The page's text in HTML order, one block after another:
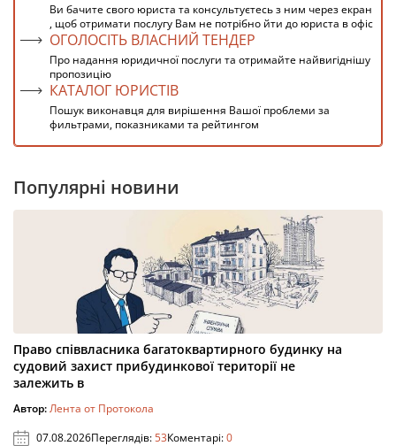
Ви бачите свого юриста та консультуєтесь з ним через екран
, щоб отримати послугу Вам не потрібно йти до юриста в офіс
ОГОЛОСІТЬ ВЛАСНИЙ ТЕНДЕР
Про надання юридичної послуги та отримайте найвигіднішу
пропозицію
КАТАЛОГ ЮРИСТІВ
Пошук виконавця для вирішення Вашої проблеми за
фильтрами, показниками та рейтингом
Популярні новини
Право співвласника багатоквартирного будинку на
судовий захист прибудинкової території не
залежить в
Автор:Лента от Протокола
07.08.2026Переглядів:53Коментарі:0